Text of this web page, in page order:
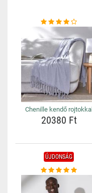
Chenille kendő rojtokkal
20380 Ft
ÚJDONSÁG